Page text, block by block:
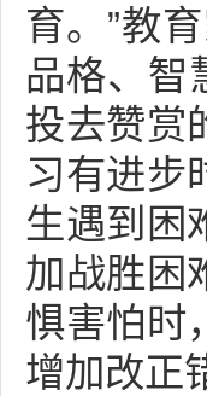
育。”教
品格、智
投去赞赏
习有进步
生遇到困
加战胜困
惧害怕时
增加改正